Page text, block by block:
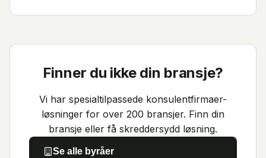
Finner du ikke din bransje?
Vi har spesialtilpassede konsulentfirmaer-
løsninger for over 200 bransjer. Finn din
bransje eller få skreddersydd løsning.
Se alle byråer